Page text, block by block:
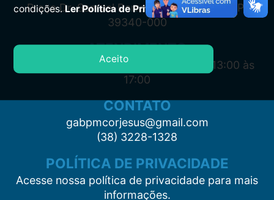
Praça Dr. Samuel Barreto, s/n, Centro CEP:
39340-000
ATENDIMENTO
Segunda à Sexta: 7:00 às 11:00 e das 13:00 às
17:00
CONTATO
gabpmcorjesus@gmail.com
(38) 3228-1328
POLÍTICA DE PRIVACIDADE
Acesse nossa política de privacidade para mais
informações.
condições.Ler Política de Privacidade.
Aceito